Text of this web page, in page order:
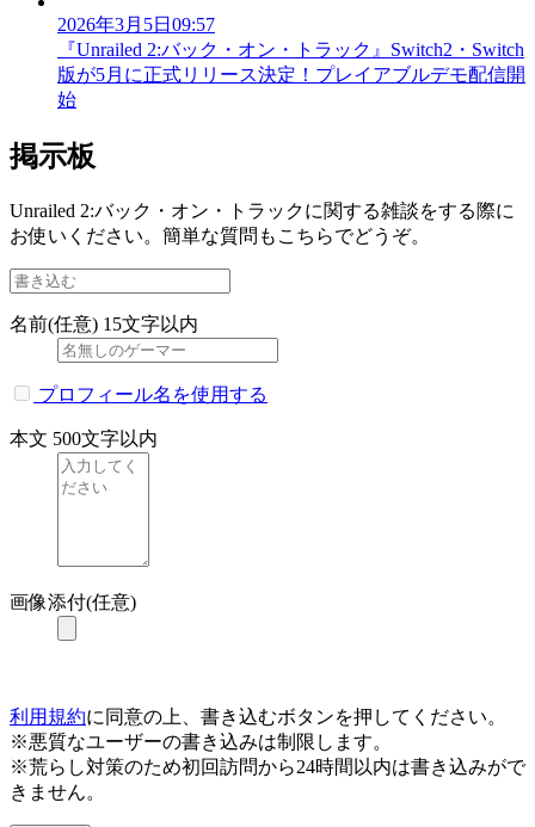
2026年3月5日09:57
『Unrailed 2:バック・オン・トラック』Switch2・Switch
版が5月に正式リリース決定！プレイアブルデモ配信開
始
掲示板
Unrailed 2:バック・オン・トラックに関する雑談をする際に
お使いください。簡単な質問もこちらでどうぞ。
名前(任意) 15文字以内
プロフィール名を使用する
本文 500文字以内
画像添付(任意)
利用規約に同意の上、書き込むボタンを押してください。
※悪質なユーザーの書き込みは制限します。
※荒らし対策のため初回訪問から24時間以内は書き込みがで
きません。